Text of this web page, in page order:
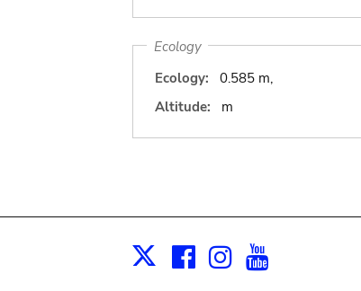
Ecology
Ecology:
0.585 m,
Altitude:
m
X Facebook
Instagram